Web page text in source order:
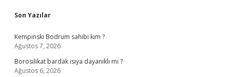
Sidebar
Son Yazılar
Kempinski Bodrum sahibi kim ?
Ağustos 7, 2026
Borosilikat bardak isıya dayanıklı mı ?
Ağustos 6, 2026